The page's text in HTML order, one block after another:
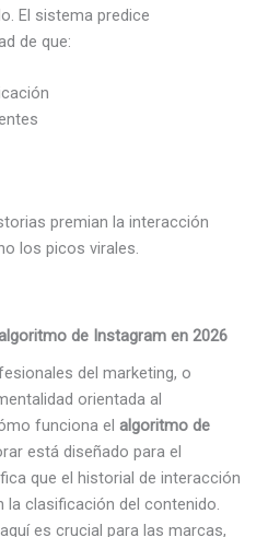
El sistema predice
de que:
premian la interacción
los picos virales.
de Instagram en 2026
del marketing, o
orientada al
funciona el algoritmo de
está diseñado para el
que el historial de interacción
la clasificación del contenido.
es crucial para las marcas,